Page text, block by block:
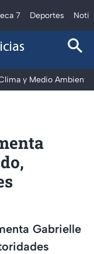
7 Deportes
y Medio Ambiente
Gabrielle